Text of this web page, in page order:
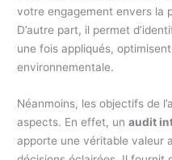
votre engagement envers la
D’autre part, il permet
une fois appliqués,
environnementale.
Néanmoins, les objectifs de
aspects. En effet, unaudit
apporte une véritable valeur